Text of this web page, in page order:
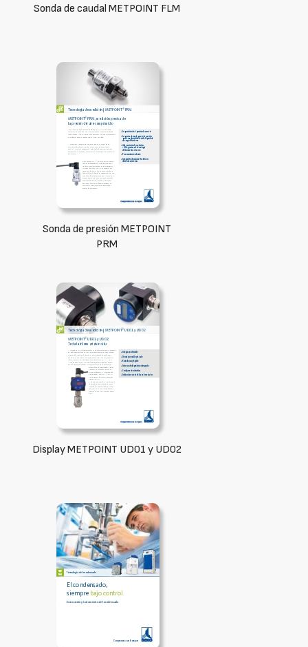
Sonda de caudal METPOINT FLM
Sonda de presión METPOINT
PRM
Display METPOINT UD01 y UD02